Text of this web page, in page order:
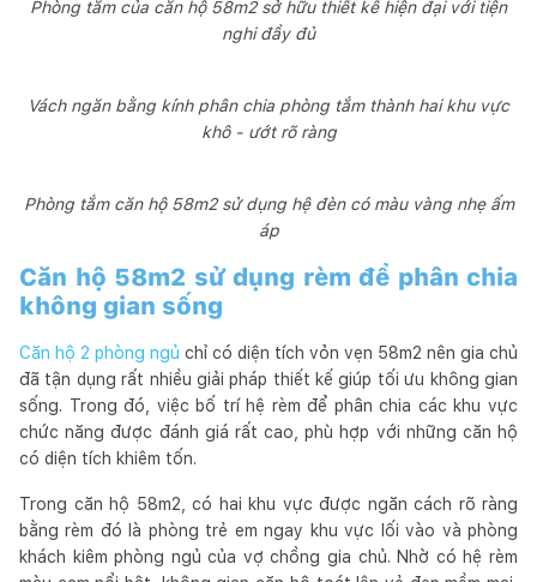
Phòng tắm của căn hộ 58m2 sở hữu thiết kế hiện đại với tiện
nghi đầy đủ
Vách ngăn bằng kính phân chia phòng tắm thành hai khu vực
khô - ướt rõ ràng
Phòng tắm căn hộ 58m2 sử dụng hệ đèn có màu vàng nhẹ ấm
áp
Căn hộ 58m2 sử dụng rèm để phân chia
không gian sống
Căn hộ 2 phòng ngủ chỉ có diện tích vỏn vẹn 58m2 nên gia chủ
đã tận dụng rất nhiều giải pháp thiết kế giúp tối ưu không gian
sống. Trong đó, việc bố trí hệ rèm để phân chia các khu vực
chức năng được đánh giá rất cao, phù hợp với những căn hộ
có diện tích khiêm tốn.
Trong căn hộ 58m2, có hai khu vực được ngăn cách rõ ràng
bằng rèm đó là phòng trẻ em ngay khu vực lối vào và phòng
khách kiêm phòng ngủ của vợ chồng gia chủ. Nhờ có hệ rèm